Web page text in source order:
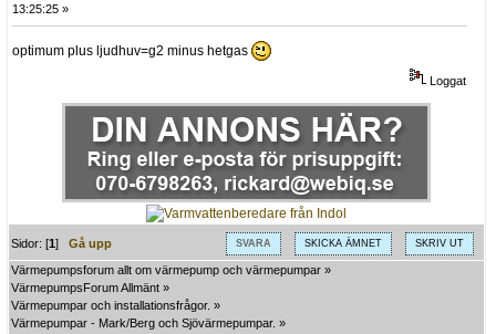
13:25:25 »
optimum plus ljudhuv=g2 minus hetgas
Loggat
SVARA SKICKA ÄMNET SKRIV UT
Sidor: [1]Gå upp
Värmepumpsforum allt om värmepump och värmepumpar »
VärmepumpsForum Allmänt »
Värmepumpar och installationsfrågor. »
Värmepumpar - Mark/Berg och Sjövärmepumpar. »